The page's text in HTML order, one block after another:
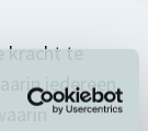
kracht te
iedereen